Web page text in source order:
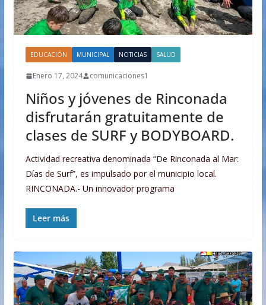
EDUCACIÓN MUNICIPAL NOTICIAS SALUD
Enero 17, 2024 comunicaciones1
Niños y jóvenes de Rinconada
disfrutarán gratuitamente de
clases de SURF y BODYBOARD.
Actividad recreativa denominada “De Rinconada al Mar:
Días de Surf”, es impulsado por el municipio local.
RINCONADA.- Un innovador programa
Leer más